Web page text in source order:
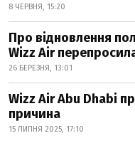
8 ЧЕРВНЯ, 15:20
Про відновлення
Wizz Air
26 БЕРЕЗНЯ, 13:01
Wizz Air Abu Dhabi
причина
15 ЛИПНЯ 2025, 17:10